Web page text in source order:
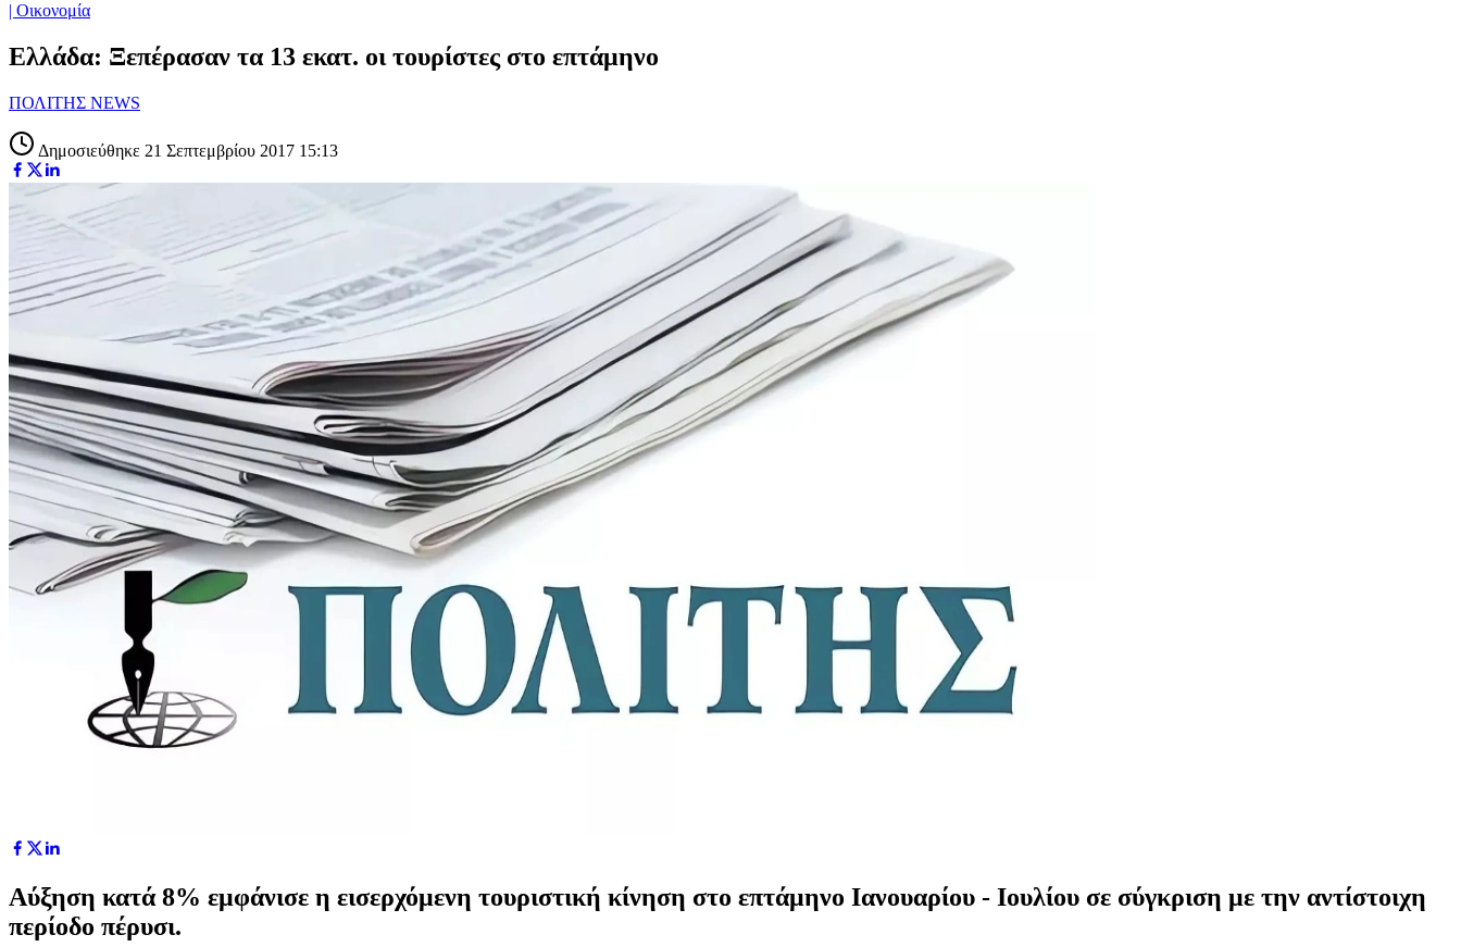
| Οικονομία
Ελλάδα: Ξεπέρασαν τα 13 εκατ. οι τουρίστες στο επτάμηνο
ΠΟΛΙΤΗΣ NEWS
Δημοσιεύθηκε 21 Σεπτεμβρίου 2017 15:13
Αύξηση κατά 8% εμφάνισε η εισερχόμενη τουριστική κίνηση στο επτάμηνο Ιανουαρίου - Ιουλίου σε σύγκριση με την αντίστοιχη
περίοδο πέρυσι.